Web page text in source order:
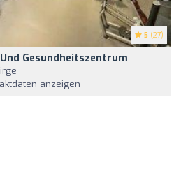
5 (27)
Und Gesundheitszentrum
anzeigen